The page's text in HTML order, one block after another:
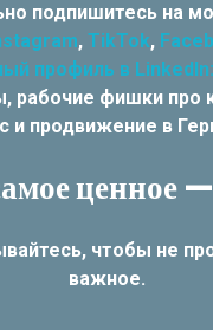
подпишитесь на
, TikTok,
профиль в LinkedIn:
рабочие фишки про
и продвижение в
ценное
чтобы не
важное.